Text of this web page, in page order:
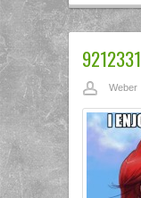
9212331
Weber